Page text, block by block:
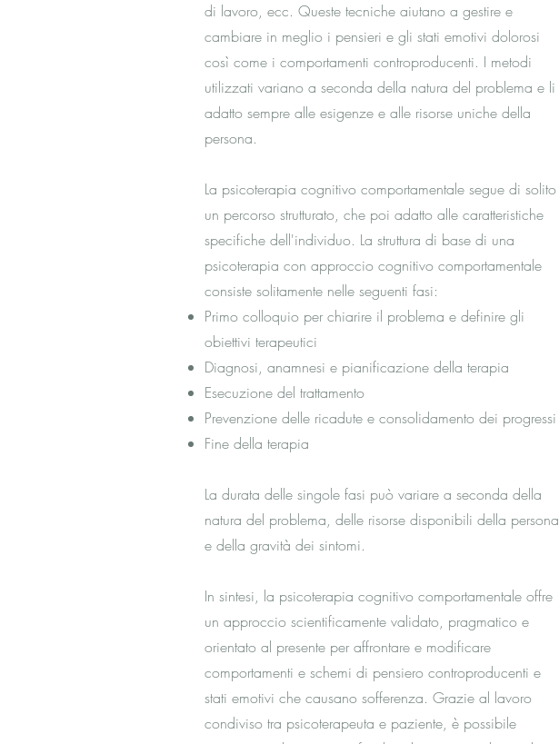
di lavoro, ecc. Queste tecniche aiutano a gestire e
cambiare in meglio i pensieri e gli stati emotivi dolorosi
così come i comportamenti controproducenti. I metodi
utilizzati variano a seconda della natura del problema e li
adatto sempre alle esigenze e alle risorse uniche della
persona.
La psicoterapia cognitivo comportamentale segue di solito
un percorso strutturato, che poi adatto alle caratteristiche
specifiche dell'individuo. La struttura di base di una
psicoterapia con approccio cognitivo comportamentale
consiste solitamente nelle seguenti fasi:
Primo colloquio per chiarire il problema e definire gli
obiettivi terapeutici
Diagnosi, anamnesi e pianificazione della terapia
Esecuzione del trattamento
Prevenzione delle ricadute e consolidamento dei progressi
Fine della terapia
La durata delle singole fasi può variare a seconda della
natura del problema, delle risorse disponibili della persona
e della gravità dei sintomi.
In sintesi, la psicoterapia cognitivo comportamentale offre
un approccio scientificamente validato, pragmatico e
orientato al presente per affrontare e modificare
comportamenti e schemi di pensiero controproducenti e
stati emotivi che causano sofferenza. Grazie al lavoro
condiviso tra psicoterapeuta e paziente, è possibile